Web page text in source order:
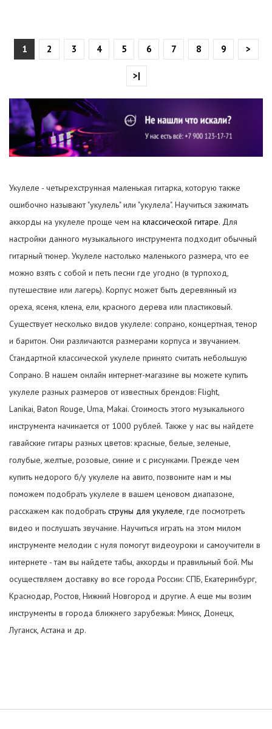
1 2 3 4 5 6 7 8 9 >
>|
Укулеле - четырехструнная маленькая гитарка, которую также
ошибочно называют "укулель" или "укулела". Научиться зажимать
аккорды на укулеле проще чем на классической гитаре. Для
настройки данного музыкального инструмента подходит обычный
гитарный тюнер. Укулеле настолько маленького размера, что ее
можно взять с собой и петь песни где угодно (в турпоход,
путешествие или лагерь). Корпус может быть деревянный из
ореха, ясеня, клена, ели, красного дерева или пластиковый.
Существует несколько видов укулеле: сопрано, концертная, тенор
и баритон. Они различаются размерами корпуса и звучанием.
Стандартной классической укулеле принято считать небольшую
Сопрано. В нашем онлайн интернет-магазине вы можете купить
укулеле разных размеров от известных брендов: Flight,
Lanikai, Baton Rouge, Uma, Makai. Стоимость этого музыкального
инструмента начинается от 1000 рублей. Также у нас вы найдете
гавайские гитары разных цветов: красные, белые, зеленые,
голубые, желтые, розовые, синие и с рисунками. Прежде чем
купить недорого б/у укулеле на авито, позвоните нам и мы
поможем подобрать укулеле в вашем ценовом диапазоне,
расскажем как подобрать струны для укулеле, где посмотреть
видео и послушать звучание. Научиться играть на этом милом
инструменте мелодии с нуля помогут видеоуроки и самоучители в
интернете - там вы найдете табы, аккорды и правильный бой. Мы
осуществляем доставку во все города России: СПБ, Екатеринбург,
Краснодар, Ростов, Нижний Новгород и другие. А еще мы возим
инструменты в города ближнего зарубежья: Минск, Донецк,
Луганск, Астана и др.